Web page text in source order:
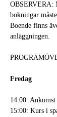
OBSERVERA:
bokningar
Boende finns
anläggningen.
Fredag
14:00:
15:00: Kurs i